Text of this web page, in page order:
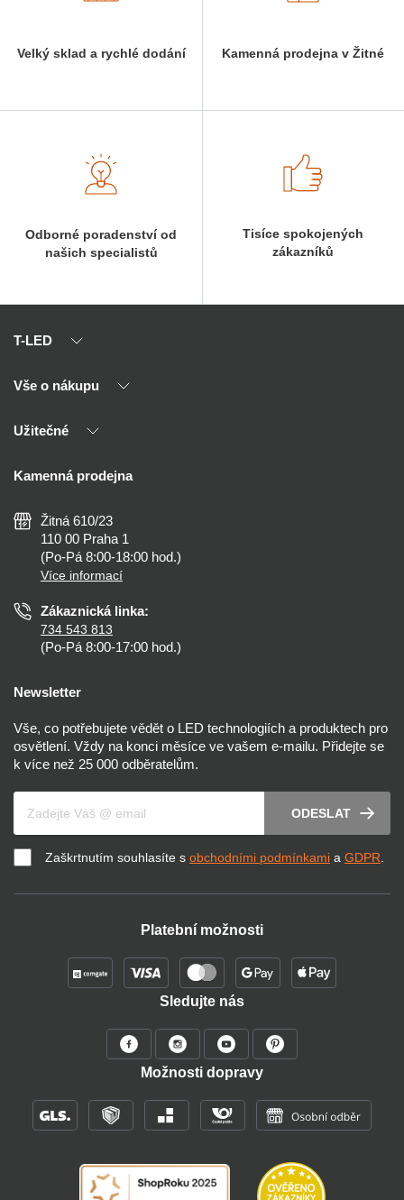
Velký sklad a rychlé dodání Kamenná prodejna v Žitné
Odborné poradenství od
našich specialistů
Tisíce spokojených
zákazníků
T-LED
O nás
Kontakty
Vše o nákupu
Výhody T-LED
Montáž
Nejčastější dotazy
Než koupíte
Osvětlení dle místnosti
Užitečné
Reklamace a vrácení
Zásady ochrany soukromí
Nastavení cookies
Prohlášení o přístupnosti
Kamenná prodejna
Žitná 610/23
110 00 Praha 1
(Po-Pá 8:00-18:00 hod.)
Více informací
Zákaznická linka:
734 543 813
(Po-Pá 8:00-17:00 hod.)
Newsletter
Vše, co potřebujete vědět o LED technologiích a produktech pro
osvětlení. Vždy na konci měsíce ve vašem e-mailu. Přidejte se
k více než 25 000 odběratelům.
ODESLAT
Zaškrtnutím souhlasíte s obchodními podmínkami a GDPR.
Platební možnosti
Sledujte nás
Možnosti dopravy